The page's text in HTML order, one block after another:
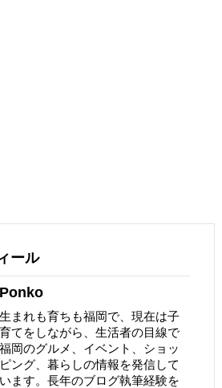
ール
Ponko
生まれも育ちも福岡で、現在は子
育てをしながら、生活者の目線で
福岡のグルメ、イベント、ショッ
ピング、暮らしの情報を発信して
います。長年のブログ執筆経験を